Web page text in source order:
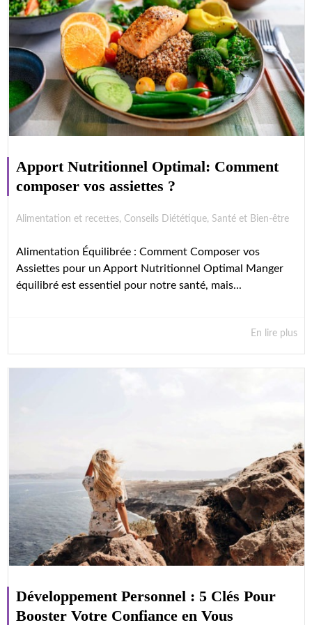
Apport Nutritionnel Optimal: Comment
composer vos assiettes ?
Alimentation et recettes, Conseils Diététique, Santé et Bien-être
Alimentation Équilibrée : Comment Composer vos
Assiettes pour un Apport Nutritionnel Optimal Manger
équilibré est essentiel pour notre santé, mais...
En lire plus
Développement Personnel : 5 Clés Pour
Booster Votre Confiance en Vous